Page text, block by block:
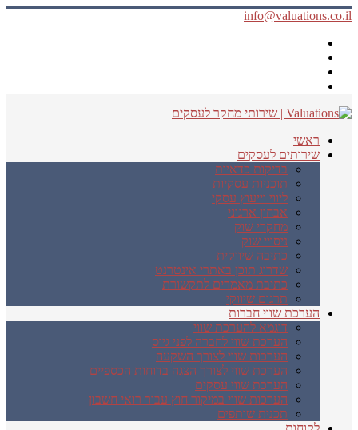
info@valuations.co.il
ראשי
שירותים לעסקים
בדיקות כדאיות
תוכניות עסקיות
ליווי וייעוץ עסקי
אבחון ארגוני
מחקרי שוק
ניסויי שוק
כתיבה שיווקית
שדרוג תוכן באתרי אינטרנט
כתיבת מאמרים לתקשורת
תרגום שיווקי
הערכת שווי חברות
דוגמא להערכת שווי
הערכת שווי לחברה לפני גיוס
הערכות שווי לצורך השקעה
הערכת שווי לצורך הצגה בדוחות הכספיים
הערכת שווי עסקים
הערכות שווי במיקור חוץ עבור רואי חשבון
תכנית שותפים